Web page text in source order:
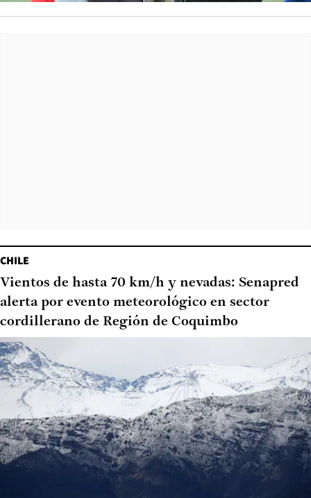
CHILE
Vientos de hasta 70 km/h y nevadas: Senapred
alerta por evento meteorológico en sector
cordillerano de Región de Coquimbo